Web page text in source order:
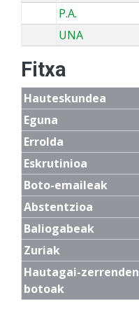
P.A.
UNA
Fitxa
Hauteskundea
Eguna
Errolda
Eskrutinioa
Boto-emaileak
Abstentzioa
Baliogabeak
Zuriak
Hautagai-zerrenden
botoak